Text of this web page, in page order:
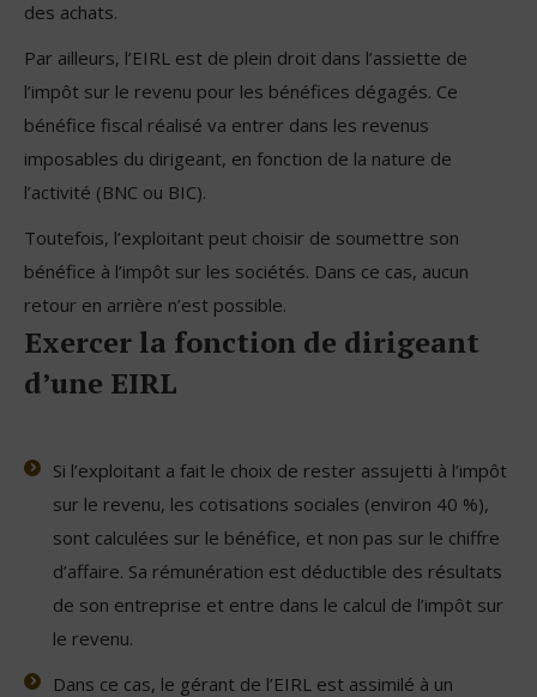
des achats.
Par ailleurs, l’EIRL est de plein droit dans l’assiette de
l’impôt sur le revenu pour les bénéfices dégagés. Ce
bénéfice fiscal réalisé va entrer dans les revenus
imposables du dirigeant, en fonction de la nature de
l’activité (BNC ou BIC).
Toutefois, l’exploitant peut choisir de soumettre son
bénéfice à l’impôt sur les sociétés. Dans ce cas, aucun
retour en arrière n’est possible.
Exercer la fonction de dirigeant
d’une EIRL
Si l’exploitant a fait le choix de rester assujetti à l’impôt
sur le revenu, les cotisations sociales (environ 40 %),
sont calculées sur le bénéfice, et non pas sur le chiffre
d’affaire. Sa rémunération est déductible des résultats
de son entreprise et entre dans le calcul de l’impôt sur
le revenu.
Dans ce cas, le gérant de l’EIRL est assimilé à un